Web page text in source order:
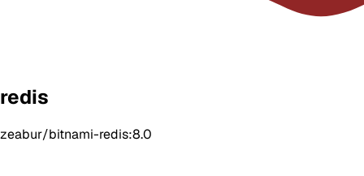
redis
zeabur/bitnami-redis:8.0